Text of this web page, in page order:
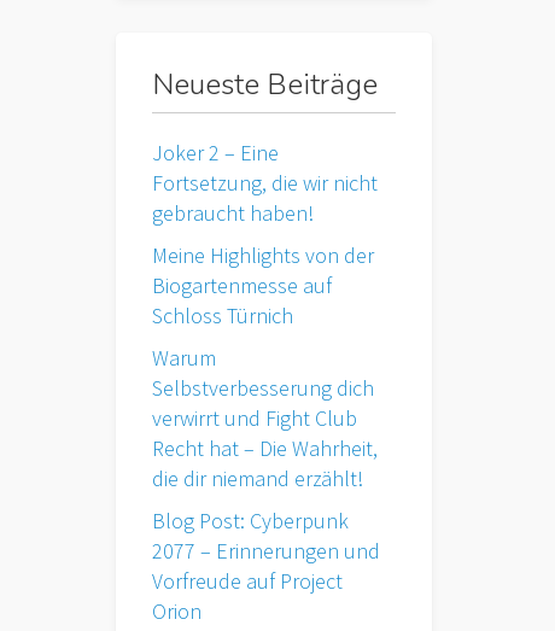
Neueste Beiträge
Joker 2 – Eine
Fortsetzung, die wir nicht
gebraucht haben!
Meine Highlights von der
Biogartenmesse auf
Schloss Türnich
Warum
Selbstverbesserung dich
verwirrt und Fight Club
Recht hat – Die Wahrheit,
die dir niemand erzählt!
Blog Post: Cyberpunk
2077 – Erinnerungen und
Vorfreude auf Project
Orion